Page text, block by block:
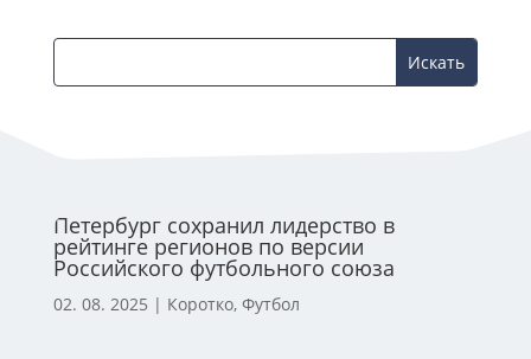
Петербург сохранил лидерство в
рейтинге регионов по версии
Российского футбольного союза
02. 08. 2025 | Коротко, Футбол